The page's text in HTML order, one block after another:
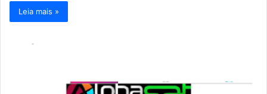
Leia mais »